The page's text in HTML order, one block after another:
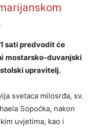
sati predvodit će
mostarsko-duvanjski
upravitelj.
svetaca milosrđa, sv.
Sopoćka, nakon
uvjetima, kao i